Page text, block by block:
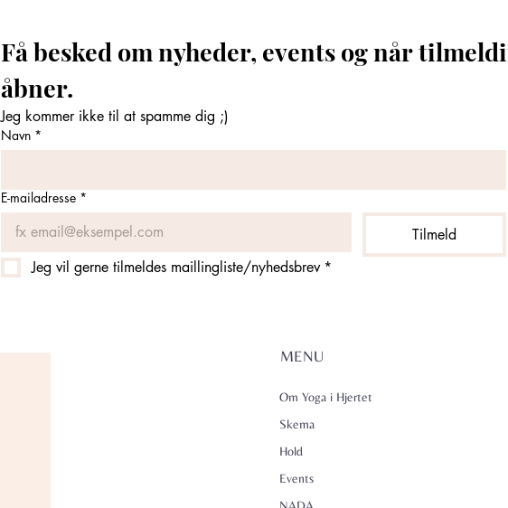
Få besked om nyheder, events og når
Jeg kommer ikke til at spamme dig ;)
Navn *
E-mailadresse *
Tilmeld
Jeg vil gerne tilmeldes maillingliste/nyhedsbrev *
MENU
Om Yoga i Hjertet
Skema
Hold
Events